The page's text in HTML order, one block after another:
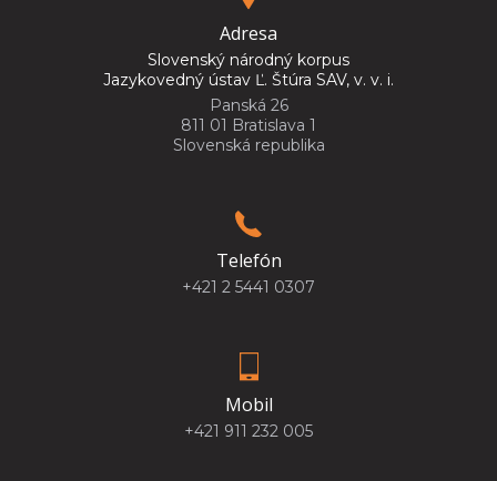
Adresa
Slovenský národný korpus
Jazykovedný ústav Ľ. Štúra SAV, v. v. i.
Panská 26
811 01 Bratislava 1
Slovenská republika
Telefón
+421 2 5441 0307
Mobil
+421 911 232 005